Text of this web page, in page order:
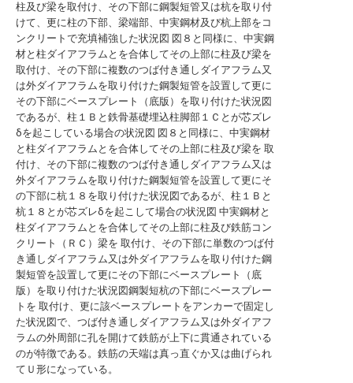
柱及び梁を取付け、その下部に鋼製短管又は杭を取り付
けて、更に柱の下部、梁端部、中実鋼材及び杭上部をコ
ンクリートで充填補強した状況図 図８と同様に、中実鋼
材と柱ダイアフラムとを合体してその上部に柱及び梁を
取付け、その下部に複数のつば付き通しダイアフラム又
は外ダイアフラムを取り付けた鋼製短管を設置して更に
その下部にベースプレート（底版）を取り付けた状況図
であるが、柱１Ｂと鉄骨基礎埋込柱脚部１Ｃとが芯ズレ
δを起こしている場合の状況図 図８と同様に、中実鋼材
と柱ダイアフラムとを合体してその上部に柱及び梁を 取
付け、その下部に複数のつば付き通しダイアフラム又は
外ダイアフラムを取り付けた鋼製短管を設置して更にそ
の下部に杭１８を取り付けた状況図であるが、柱１Ｂと
杭１８とが芯ズレδを起こして場合の状況図 中実鋼材と
柱ダイアフラムとを合体してその上部に柱及び鉄筋コン
クリート（ＲＣ）梁を 取付け、その下部に単数のつば付
き通しダイアフラム又は外ダイアフラムを取り付けた鋼
製短管を設置して更にその下部にベースプレート（底
版）を取り付けた状況図鋼製短杭の下部にベースプレー
トを 取付け、更に該ベースプレートをアンカーで固定し
た状況図で、つば付き通しダイアフラム又は外ダイアフ
ラムの外周部に孔を開けて鉄筋が上下に貫通されている
のが特徴である。鉄筋の天端は真っ直ぐか又は曲げられ
てＵ形になっている。